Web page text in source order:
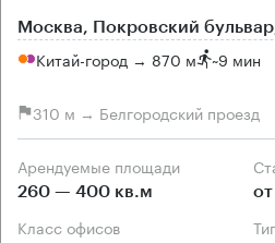
Москва, Покровский
Китай-город → 870 м ~9 мин
310 м → Белгородский проезд
Арендуемые площади
260 — 400 кв.м
Класс офисов